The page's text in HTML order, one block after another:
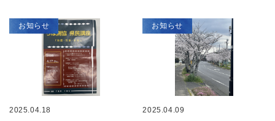
お知らせ
2025.04.18
お知らせ
2025.04.09